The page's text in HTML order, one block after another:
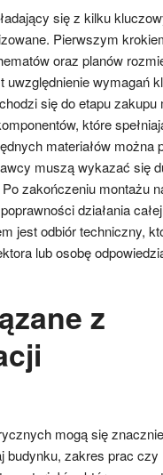
się z kilku
Pierwszym
oraz planów
wymagań
się do etapu zakupu
które
materiałów można
muszą wykazać się
zakończeniu montażu
działania
jest odbiór techniczny,
lub osobę
z
mogą się
budynku, zakres prac czy